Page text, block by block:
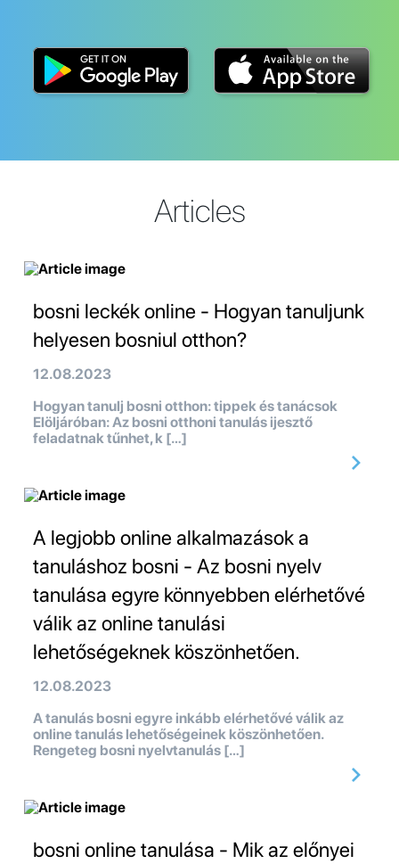
Articles
bosni leckék online - Hogyan tanuljunk
helyesen bosniul otthon?
12.08.2023
Hogyan tanulj bosni otthon: tippek és tanácsok
Elöljáróban: Az bosni otthoni tanulás ijesztő
feladatnak tűnhet, k […]
A legjobb online alkalmazások a
tanuláshoz bosni - Az bosni nyelv
tanulása egyre könnyebben elérhetővé
válik az online tanulási
lehetőségeknek köszönhetően.
12.08.2023
A tanulás bosni egyre inkább elérhetővé válik az
online tanulás lehetőségeinek köszönhetően.
Rengeteg bosni nyelvtanulás […]
bosni online tanulása - Mik az előnyei